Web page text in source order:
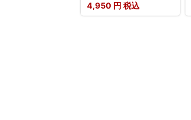
4,950 円 税込